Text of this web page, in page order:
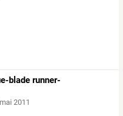
blade runner-
2011